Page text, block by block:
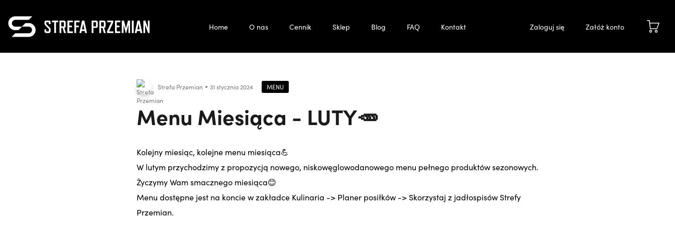
Home O nas Cennik Sklep Blog FAQ Kontakt Zaloguj się Załóż konto
Strefa Przemian 31 stycznia 2024 MENU
Menu Miesiąca - LUTY🥕
Kolejny miesiąc, kolejne menu miesiąca💪
W lutym przychodzimy z propozycją nowego, niskowęglowodanowego menu pełnego produktów sezonowych.
Życzymy Wam smacznego miesiąca😊
Menu dostępne jest na koncie w zakładce Kulinaria -> Planer posiłków -> Skorzystaj z jadłospisów Strefy
Przemian.